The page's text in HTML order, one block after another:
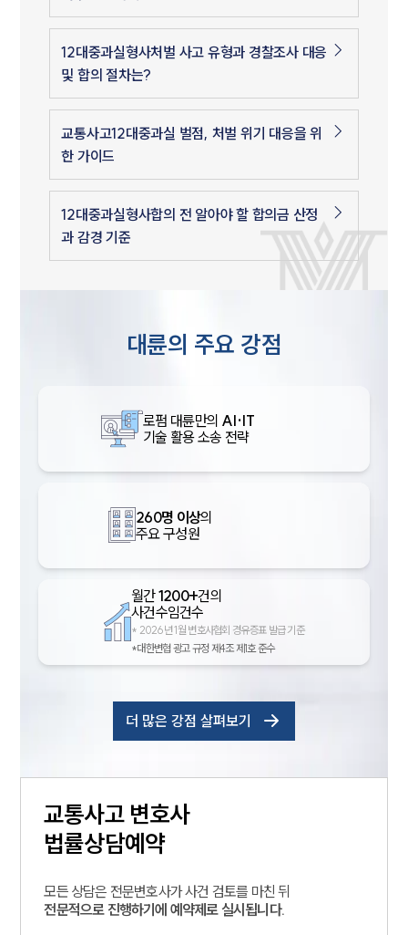
12대중과실형사처벌 사고 유형과 경찰조사 대응
및 합의 절차는?
교통사고12대중과실 벌점, 처벌 위기 대응을 위
한 가이드
12대중과실형사합의 전 알아야 할 합의금 산정
과 감경 기준
대륜의 주요 강점
로펌 대륜만의 AI·IT
기술 활용 소송 전략
260명 이상의
주요 구성원
월간1200+건의
사건수임건수
* 2026년 1월 변호사협회 경유증표 발급 기준
*대한변협 광고 규정 제4조 제1호 준수
더 많은 강점 살펴보기
교통사고변호사
법률상담예약
모든 상담은 전문변호사가 사건 검토를 마친 뒤
전문적으로 진행하기에 예약제로 실시됩니다.